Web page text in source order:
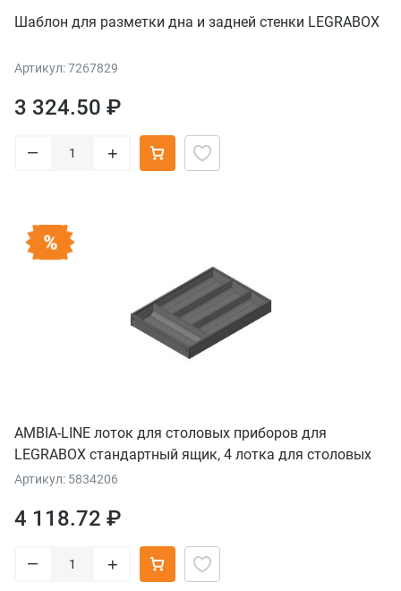
Шаблон для разметки дна и задней стенки LEGRABOX
Артикул: 7267829
3 324.50 ₽
– +
AMBIA-LINE лоток для столовых приборов для
LEGRABOX стандартный ящик, 4 лотка для столовых
приборов, НД=450 мм, ширина=300 мм, терра-черный
Артикул: 5834206
4 118.72 ₽
– +